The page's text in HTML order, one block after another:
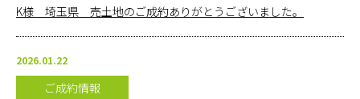
ン相談
K様 埼玉県 売土地のご成約ありがとうございました。
2026.01.22
ご成約情報